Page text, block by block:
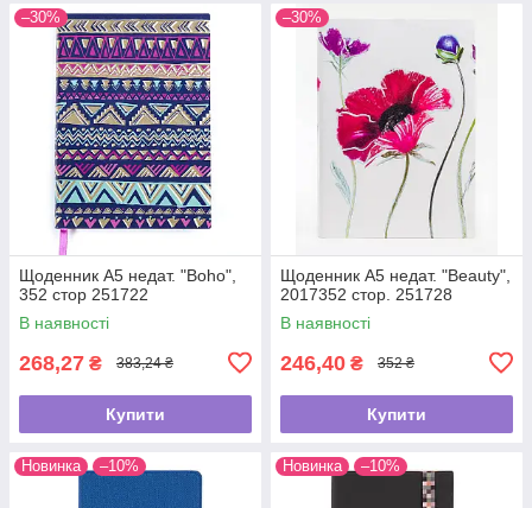
–30%
Щоденник А5 недат. "Boho",
352 стор 251722
В наявності
268,27 ₴ 383,24 ₴
Купити
–30%
Щоденник А5 недат. "Beauty",
2017352 стор. 251728
В наявності
246,40 ₴ 352 ₴
Купити
Новинка –10% Новинка –10%